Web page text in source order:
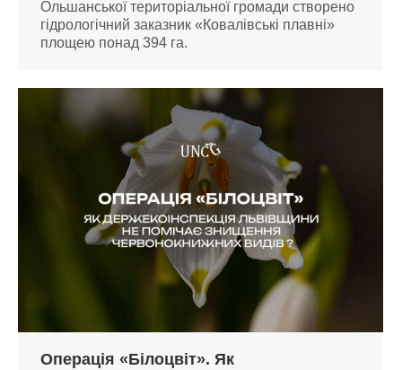
Ольшанської територіальної громади створено
гідрологічний заказник «Ковалівські плавні»
площею понад 394 га.
Операція «Білоцвіт». Як